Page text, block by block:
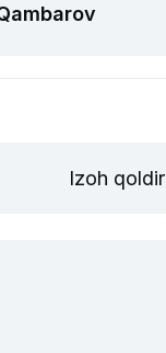
Izoh